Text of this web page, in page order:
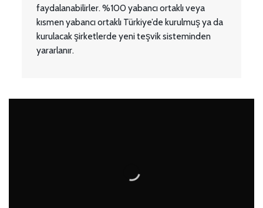
faydalanabilirler. %100 yabancı ortaklı veya
kısmen yabancı ortaklı Türkiye’de kurulmuş ya da
kurulacak şirketlerde yeni teşvik sisteminden
yararlanır.